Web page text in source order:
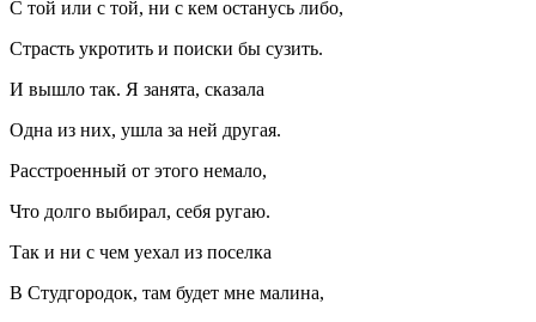
С той или с той, ни с кем останусь либо,
Страсть укротить и поиски бы сузить.
И вышло так. Я занята, сказала
Одна из них, ушла за ней другая.
Расстроенный от этого немало,
Что долго выбирал, себя ругаю.
Так и ни с чем уехал из поселка
В Студгородок, там будет мне малина,